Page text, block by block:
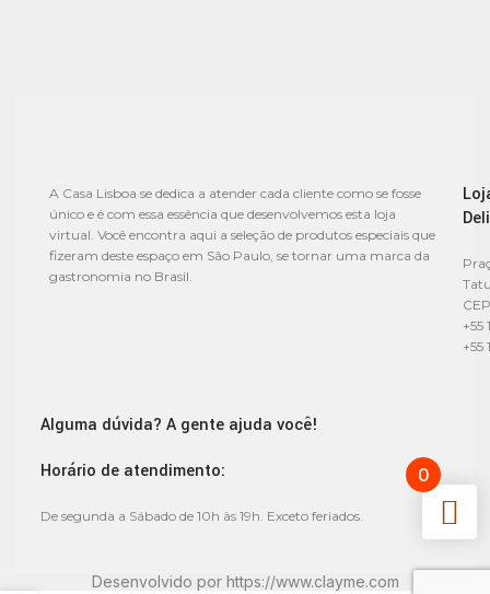
A Casa Lisboa se dedica a atender cada cliente como se fosse
único e é com essa essência que desenvolvemos esta loja
virtual. Você encontra aqui a seleção de produtos especiais que
fizeram deste espaço em São Paulo, se tornar uma marca da
gastronomia no Brasil.
+55
+55
Alguma dúvida? A gente ajuda você!
Horário de atendimento:
De segunda a Sábado de 10h às 19h. Exceto feriados.
Desenvolvido por https://www.clayme.com
0